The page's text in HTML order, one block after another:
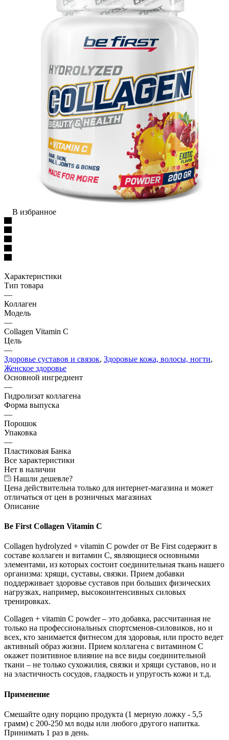
В избранное
Характеристики
Тип товара
—
Коллаген
Модель
—
Collagen Vitamin C
Цель
—
Здоровье суставов и связок, Здоровые кожа, волосы, ногти,
Женское здоровье
Основной ингредиент
—
Гидролизат коллагена
Форма выпуска
—
Порошок
Упаковка
—
Пластиковая Банка
Все характеристики
Нет в наличии
Нашли дешевле?
Цена действительна только для интернет-магазина и может
отличаться от цен в розничных магазинах
Описание
Be First Collagen Vitamin C
Collagen hydrolyzed + vitamin C powder от Be First содержит в
составе коллаген и витамин С, являющиеся основными
элементами, из которых состоит соединительная ткань нашего
организма: хрящи, суставы, связки. Прием добавки
поддерживает здоровье суставов при больших физических
нагрузках, например, высокоинтенсивных силовых
тренировках.
Collagen + vitamin C powder – это добавка, рассчитанная не
только на профессиональных спортсменов-силовиков, но и
всех, кто занимается фитнесом для здоровья, или просто ведет
активный образ жизни. Прием коллагена с витамином С
окажет позитивное влияние на все виды соединительной
ткани – не только сухожилия, связки и хрящи суставов, но и
на эластичность сосудов, гладкость и упругость кожи и т.д.
Применение
Смешайте одну порцию продукта (1 мерную ложку - 5,5
грамм) с 200-250 мл воды или любого другого напитка.
Принимать 1 раз в день.